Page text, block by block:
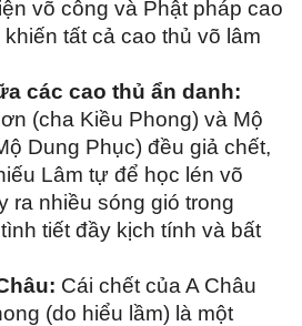
võ công và Phật pháp cao
tất cả cao thủ võ lâm
các cao thủ ẩn danh:
(cha Kiều Phong) và Mộ
Dung Phục) đều giả chết,
Lâm tự để học lén võ
ra nhiều sóng gió trong
tiết đầy kịch tính và bất
Cái chết của A Châu
(do hiểu lầm) là một